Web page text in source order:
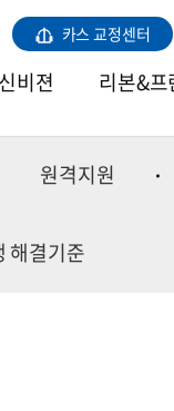
카스 교정센터
비젼
라이트
렌즈
리본&프
원격지원
해결기준